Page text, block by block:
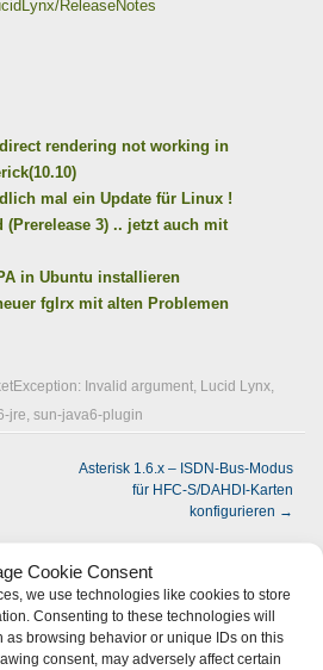
Cookie Consent
we use technologies like cookies to store
Consenting to these technologies will
as browsing behavior or unique IDs on this
consent, may adversely affect certain
ReleaseNotes
rendering not working in
mal ein Update für Linux !
(Prerelease 3) .. jetzt auch mit
in Ubuntu installieren
fglrx mit alten Problemen
Invalid argument Lucid Lynx
jre sun-java6-plugin
Asterisk 1.6.x – ISDN-Bus-Modus
für HFC-S/DAHDI-Karten
konfigurieren →
Keine Kommentare möglich.